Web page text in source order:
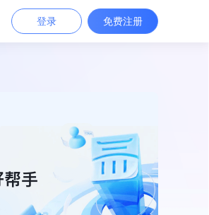
登录 免费注册